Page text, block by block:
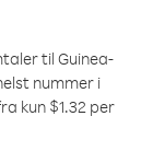
til Guinea-
nummer i
kun $1.32 per